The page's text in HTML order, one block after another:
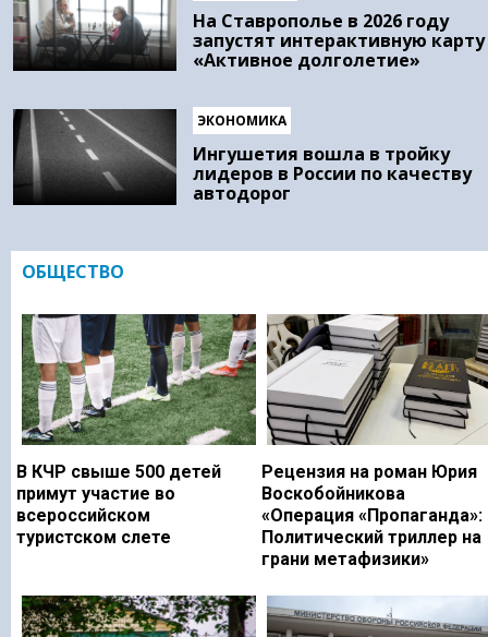
На Ставрополье в 2026 году
запустят интерактивную карту
«Активное долголетие»
ЭКОНОМИКА
Ингушетия вошла в тройку
лидеров в России по качеству
автодорог
ОБЩЕСТВО
В КЧР свыше 500 детей
примут участие во
всероссийском
туристском слете
Рецензия на роман Юрия
Воскобойникова
«Операция «Пропаганда»:
Политический триллер на
грани метафизики»